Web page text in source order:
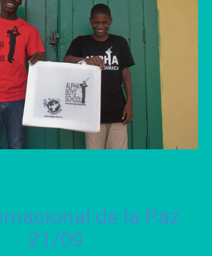
de la Paz
21/09